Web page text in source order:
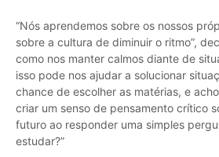
“Nós aprendemos sobre os nossos
sobre a cultura de diminuir o ritmo”,
como nos manter calmos diante de
isso pode nos ajudar a solucionar
chance de escolher as matérias, e
criar um senso de pensamento crítico
futuro ao responder uma simples
estudar?”